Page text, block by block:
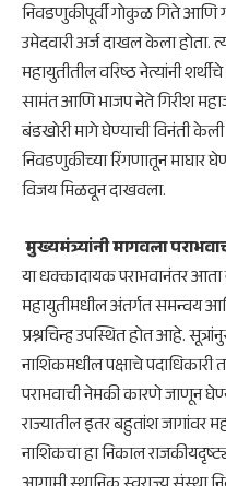
​निवडणुकीपूर्वी गोकुळ गिते आणि
उमेदवारी अर्ज दाखल केला होता.
महायुतीतील वरिष्ठ नेत्यांनी
सामंत आणि भाजप नेते गिरीश
बंडखोरी मागे घेण्याची विनंती केली
निवडणुकीच्या रिंगणातून माघार
विजय मिळवून दाखवला.
मुख्यमंत्र्यांनी मागवला
​या धक्कादायक पराभवानंतर
महायुतीमधील अंतर्गत समन्वय
प्रश्नचिन्ह उपस्थित होत आहे.
नाशिकमधील पक्षाचे
पराभवाची नेमकी कारणे जाणून
​राज्यातील इतर बहुतांश जागांवर
नाशिकचा हा निकाल